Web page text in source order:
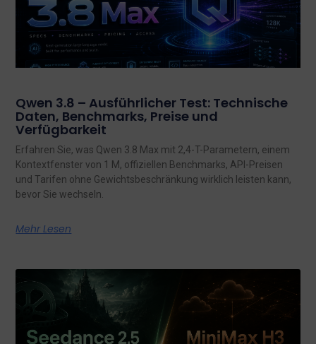
Qwen 3.8 – Ausführlicher Test: Technische
Daten, Benchmarks, Preise und
Verfügbarkeit
Erfahren Sie, was Qwen 3.8 Max mit 2,4-T-Parametern, einem
Kontextfenster von 1 M, offiziellen Benchmarks, API-Preisen
und Tarifen ohne Gewichtsbeschränkung wirklich leisten kann,
bevor Sie wechseln.
Mehr Lesen